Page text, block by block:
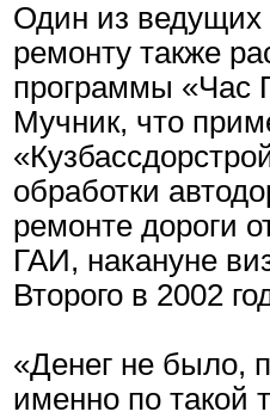
Один из ведущих
ремонту также
программы «Час
Мучник, что
обработки
ремонте дороги
ГАИ, накануне
Второго в 2002
«Денег не было,
именно по такой